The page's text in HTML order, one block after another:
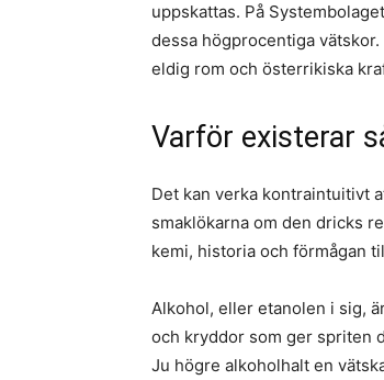
uppskattas. På
dessa högprocentiga
eldig rom och österrikiska
Varför existerar
Det kan verka kontraintuitivt
smaklökarna om den dricks
kemi, historia och förmågan
Alkohol, eller etanolen i sig,
och kryddor som ger spriten
Ju högre alkoholhalt en